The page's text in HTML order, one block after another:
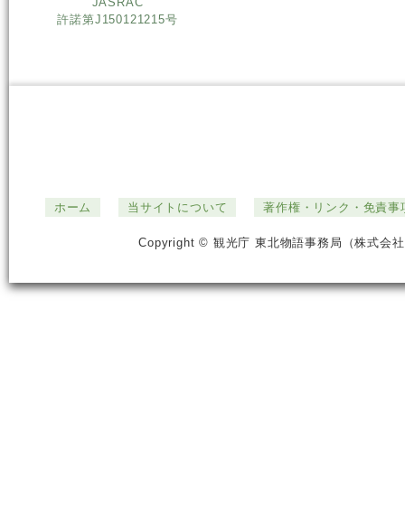
許諾第J150121215号
ホーム 当サイトについて 著作権・リンク・免責事
Copyright © 観光庁 東北物語事務局（株式会